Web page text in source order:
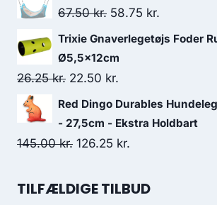
46.25 kr..
pris
67.50kr. Den
oprindelige
pris
var:
67.50 kr..
58.75 kr.
aktuelle
58.75 kr..
Trixie Gnaverlegetøjs Foder
Ø5,5x12cm
26.25kr. Den
oprindelige
pris
var:
22.50 kr.
aktuelle
pris
er:
Red Dingo Durables
- 27,5cm - Ekstra Holdbart
145.00kr. Den
pris
126.25 kr.
pris
TILFÆLDIGE TILBUD